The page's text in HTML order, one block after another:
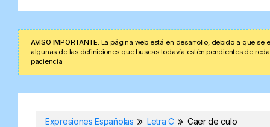
AVISO IMPORTANTE: La página web está en desarrollo, debido a que
algunas de las definiciones que buscas todavía estén pendientes de
paciencia.
Expresiones Españolas Letra C Caer de culo